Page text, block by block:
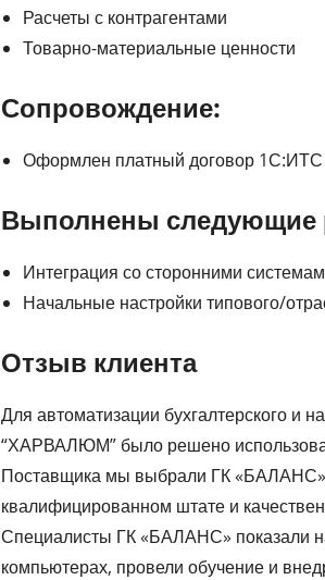
Расчеты с контрагентами
Товарно-материальные ценности
Сопровождение:
Оформлен платный договор 1С:ИТС
Выполнены следующие
Интеграция со сторонними
Начальные настройки типового/
Отзыв клиента
Для автоматизации бухгалтерского и
“ХАРВАЛЮМ” было решено
Поставщика мы выбрали ГК
квалифицированном штате и
Специалисты ГК «БАЛАНС» показали
компьютерах, провели обучение и